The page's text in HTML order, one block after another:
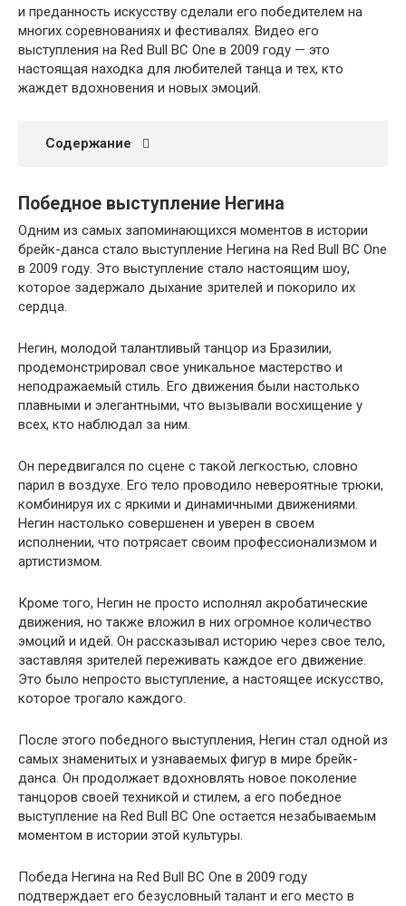
и преданность искусству сделали его победителем на
многих соревнованиях и фестивалях. Видео его
выступления на Red Bull BC One в 2009 году — это
настоящая находка для любителей танца и тех, кто
жаждет вдохновения и новых эмоций.
Содержание
Победное выступление Негина
Одним из самых запоминающихся моментов в истории
брейк-данса стало выступление Негина на Red Bull BC One
в 2009 году. Это выступление стало настоящим шоу,
которое задержало дыхание зрителей и покорило их
сердца.
Негин, молодой талантливый танцор из Бразилии,
продемонстрировал свое уникальное мастерство и
неподражаемый стиль. Его движения были настолько
плавными и элегантными, что вызывали восхищение у
всех, кто наблюдал за ним.
Он передвигался по сцене с такой легкостью, словно
парил в воздухе. Его тело проводило невероятные трюки,
комбинируя их с яркими и динамичными движениями.
Негин настолько совершенен и уверен в своем
исполнении, что потрясает своим профессионализмом и
артистизмом.
Кроме того, Негин не просто исполнял акробатические
движения, но также вложил в них огромное количество
эмоций и идей. Он рассказывал историю через свое тело,
заставляя зрителей переживать каждое его движение.
Это было непросто выступление, а настоящее искусство,
которое трогало каждого.
После этого победного выступления, Негин стал одной из
самых знаменитых и узнаваемых фигур в мире брейк-
данса. Он продолжает вдохновлять новое поколение
танцоров своей техникой и стилем, а его победное
выступление на Red Bull BC One остается незабываемым
моментом в истории этой культуры.
Победа Негина на Red Bull BC One в 2009 году
подтверждает его безусловный талант и его место в